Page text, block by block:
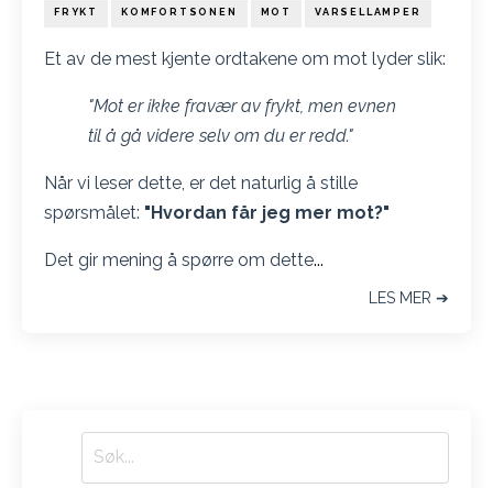
FRYKT KOMFORTSONEN MOT VARSELLAMPER
Et av de mest kjente ordtakene om mot lyder slik:
"Mot er ikke fravær av frykt, men evnen
til å gå videre selv om du er redd."
Når vi leser dette, er det naturlig å stille
spørsmålet: "Hvordan får jeg mer mot?"
Det gir mening å spørre om dette...
LES MER ➔